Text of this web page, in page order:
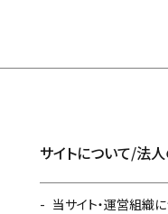
サイトについて/法
当サイト・運営組織